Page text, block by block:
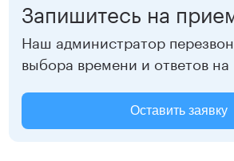
Запишитесь на
Наш администратор
выбора времени и ответов на
Оставить заявку